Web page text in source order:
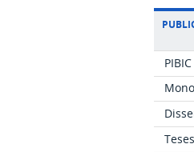
PIBIC
Teses